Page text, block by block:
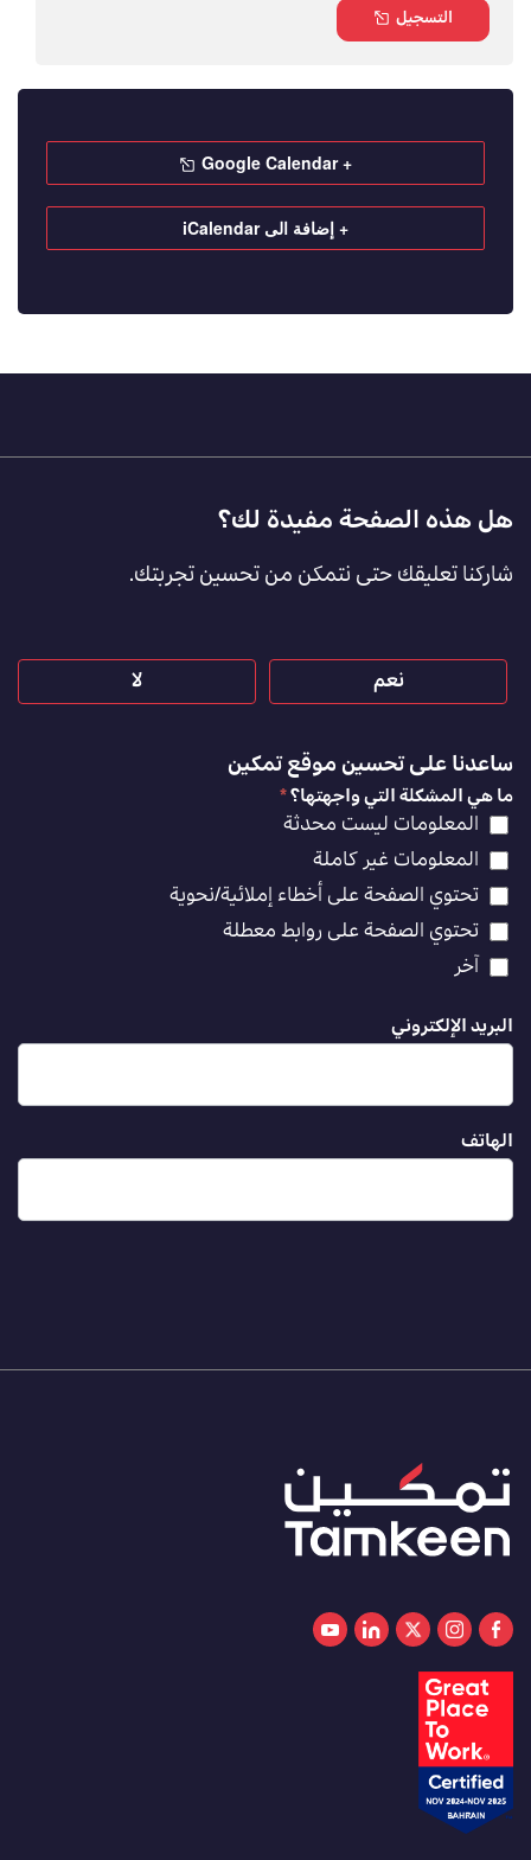
التسجيل
+ Google Calendar
+ إضافة الى iCalendar
Footer
Feedback
[AR]
هل هذه الصفحة مفيدة لك؟
شاركنا تعليقك حتى نتمكن من تحسين تجربتك.
نعم لا
ساعدنا على تحسين موقع تمكين
ما هي المشكلة التي واجهتها؟*
المعلومات ليست محدثة
المعلومات غير كاملة
تحتوي الصفحة على أخطاء إملائية/نحوية
تحتوي الصفحة على روابط معطلة
آخر
البريد الإلكتروني
الهاتف